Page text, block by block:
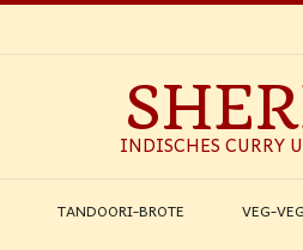
INDISCHES CURRY
TANDOORI-BROTE VEG-